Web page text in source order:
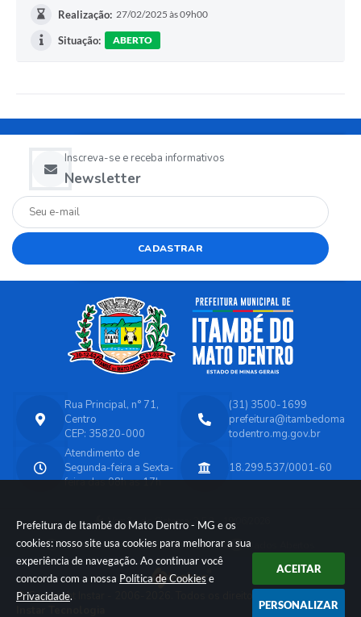
Prefeitura de Itambé do Mato Dentro - MG e os
cookies: nosso site usa cookies para melhorar a sua
experiência de navegação. Ao continuar você
concorda com a nossa Política de Cookies e
Privacidade.
ACEITAR
PERSONALIZAR
Realização: 27/02/2025 às 09h00
Situação: ABERTO
Newsletter
Inscreva-se e receba informativos
CADASTRAR
Rua Principal, n° 71,
Centro
CEP: 35820-000
(31) 3500-1699
prefeitura@itambedoma
todentro.mg.gov.br
Atendimento de
Segunda-feira a Sexta-
feira das 08h as 17h
18.299.537/0001-60
Versão do Sistema:
3.5.3 - 19/06/2026
Portal atualizado em: 07/08/2026 14:45 Dados Abertos
© Copyright Instar - 2006-2026. Todos os direitos reservados -